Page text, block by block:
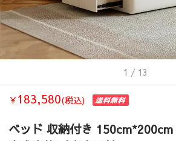
1 / 13
￥183,580(税込)
ベッド 収納付き